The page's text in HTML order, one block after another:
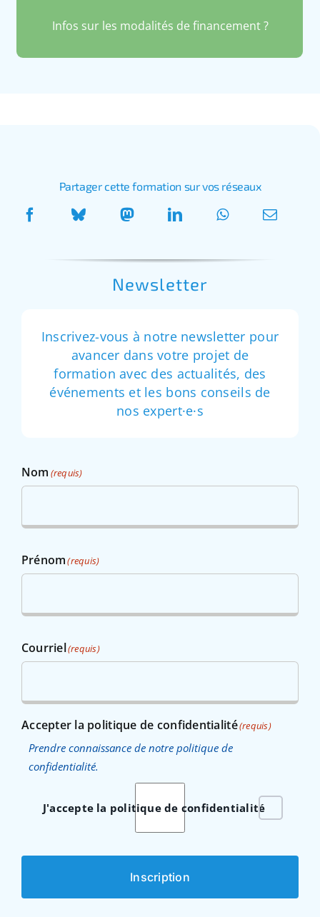
Infos sur les modalités de financement ?
Partager cette formation sur vos réseaux
Newsletter
Inscrivez-vous à notre newsletter pour
avancer dans votre projet de
formation avec des actualités, des
événements et les bons conseils de
nos expert·e·s
Nom (requis)
Prénom(requis)
Courriel(requis)
Accepter la politique de confidentialité(requis)
Prendre connaissance de notre politique de
confidentialité.
J'accepte la politique de confidentialité
Inscription